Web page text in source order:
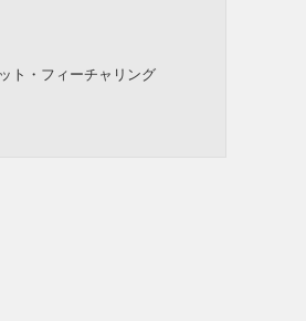
ト・フィーチャリング